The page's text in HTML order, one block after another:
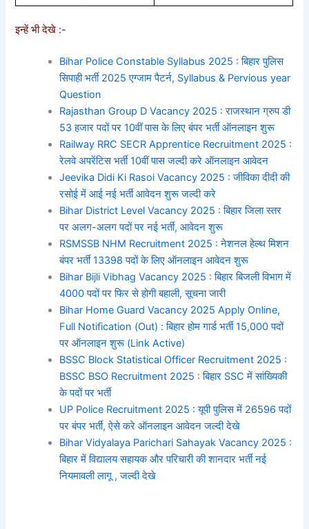
इन्हें भी देखे :-
Bihar Police Constable Syllabus 2025 : बिहार पुलिस
सिपाही भर्ती 2025 एग्जाम पैटर्न, Syllabus & Pervious year
Question
Rajasthan Group D Vacancy 2025 : राजस्थान ग्रुप डी
53 हजार पदों पर 10वीं पास के लिए बंपर भर्ती ऑनलाइन शुरू
Railway RRC SECR Apprentice Recruitment 2025 :
रेलवे अपरेंटिस भर्ती 10वीं पास जल्दी करे ऑनलाइन आवेदन
Jeevika Didi Ki Rasoi Vacancy 2025 : जीविका दीदी की
रसोई में आई नई भर्ती आवेदन शुरू जल्दी करे
Bihar District Level Vacancy 2025 : बिहार जिला स्तर
पर अलग-अलग पदों पर नई भर्ती, आवेदन शुरू
RSMSSB NHM Recruitment 2025 : नेशनल हेल्थ मिशन
बंपर भर्ती 13398 पदों के लिए ऑनलाइन आवेदन शुरू
Bihar Bijli Vibhag Vacancy 2025 : बिहार बिजली विभाग में
4000 पदों पर फिर से होगी बहाली, सूचना जारी
Bihar Home Guard Vacancy 2025 Apply Online,
Full Notification (Out) : बिहार होम गार्ड भर्ती 15,000 पदों
पर ऑनलाइन शुरू (Link Active)
BSSC Block Statistical Officer Recruitment 2025 :
BSSC BSO Recruitment 2025 : बिहार SSC में सांख्यिकी
के पदों पर भर्ती
UP Police Recruitment 2025 : यूपी पुलिस में 26596 पदों
पर बंपर भर्ती, ऐसे करे ऑनलाइन आवेदन जल्दी देखे
Bihar Vidyalaya Parichari Sahayak Vacancy 2025 :
बिहार में विद्यालय सहायक और परिचारी की शानदार भर्ती नई
नियमावली लागू , जल्दी देखे